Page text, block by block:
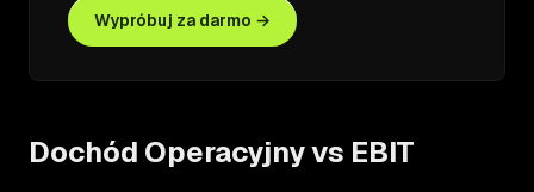
Wypróbuj za darmo →
Dochód Operacyjny vs EBIT